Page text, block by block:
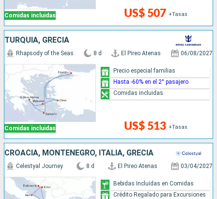
Comidas incluidas US$ 507 +Tasas
TURQUÍA, GRECIA
Comidas incluidas
Rhapsody of the Seas 8 d El Pireo Atenas 06/08/2027
US$ 513 +Tasas
Precio especial familias
Hasta -60% en el 2° pasajero
Comidas incluidas
CROACIA, MONTENEGRO, ITALIA, GRECIA
Celestyal Journey 8 d El Pireo Atenas 03/04/2027
Bebidas Incluidas en Comidas
Crédito Regalado para Excursiones